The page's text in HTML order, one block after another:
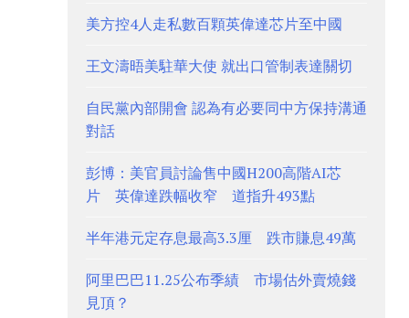
美方控4人走私數百顆英偉達芯片至中國
王文濤晤美駐華大使 就出口管制表達關切
自民黨內部開會 認為有必要同中方保持溝通
對話
彭博：美官員討論售中國H200高階AI芯
片 英偉達跌幅收窄 道指升493點
半年港元定存息最高3.3厘 跌市賺息49萬
阿里巴巴11.25公布季績 市場估外賣燒錢
見頂？